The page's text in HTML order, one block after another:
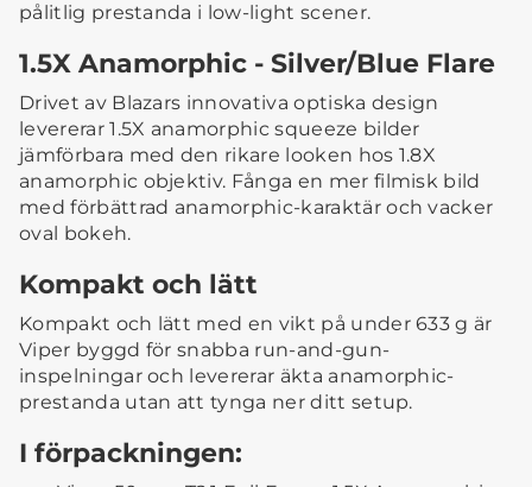
pålitlig prestanda i low-light scener.
1.5X Anamorphic - Silver/Blue Flare
Drivet av Blazars innovativa optiska design
levererar 1.5X anamorphic squeeze bilder
jämförbara med den rikare looken hos 1.8X
anamorphic objektiv. Fånga en mer filmisk bild
med förbättrad anamorphic-karaktär och vacker
oval bokeh.
Kompakt och lätt
Kompakt och lätt med en vikt på under 633 g är
Viper byggd för snabba run-and-gun-
inspelningar och levererar äkta anamorphic-
prestanda utan att tynga ner ditt setup.
I förpackningen: